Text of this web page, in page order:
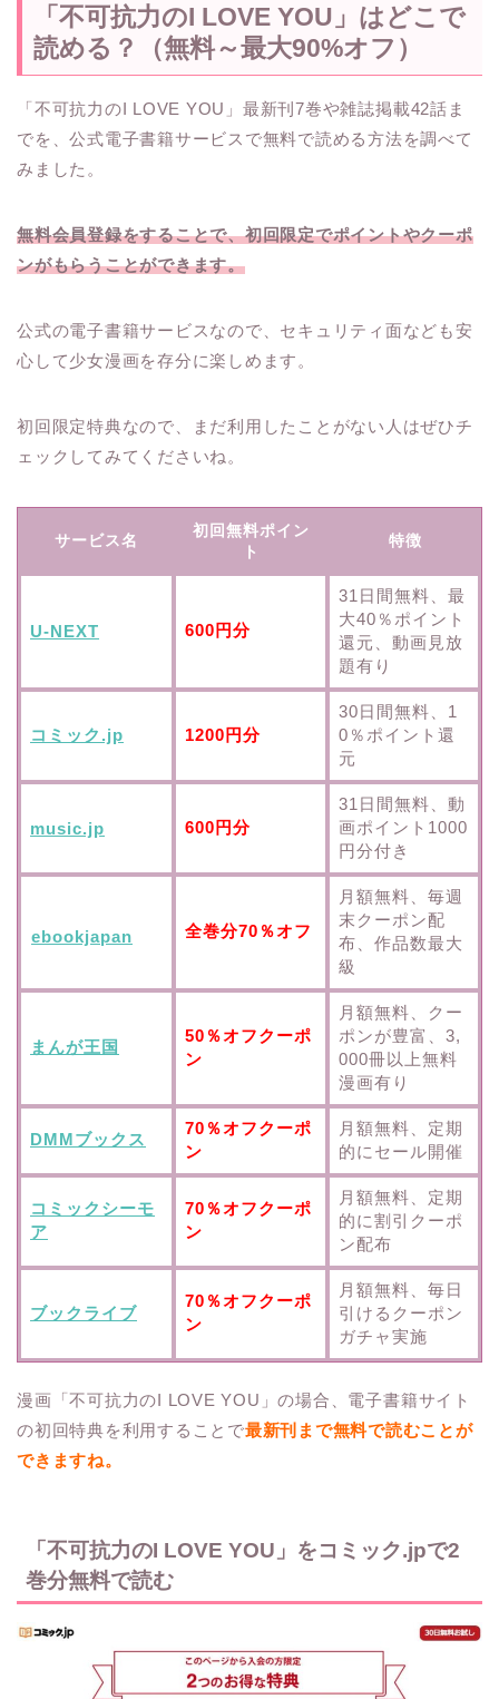
「不可抗力のI LOVE YOU」はどこで
読める？（無料～最大90%オフ）
「不可抗力のI LOVE YOU」最新刊7巻や雑誌掲載42話ま
でを、公式電子書籍サービスで無料で読める方法を調べて
みました。
無料会員登録をすることで、初回限定でポイントやクーポ
ンがもらうことができます。
公式の電子書籍サービスなので、セキュリティ面なども安
心して少女漫画を存分に楽しめます。
初回限定特典なので、まだ利用したことがない人はぜひチ
ェックしてみてくださいね。
サービス名
初回無料ポイン
ト
特徴
U-NEXT 600円分
31日間無料、最
大40％ポイント
還元、動画見放
題有り
コミック.jp 1200円分
30日間無料、1
0％ポイント還
元
music.jp 600円分
31日間無料、動
画ポイント1000
円分付き
ebookjapan 全巻分70％オフ
月額無料、毎週
末クーポン配
布、作品数最大
級
まんが王国
50％オフクーポ
ン
月額無料、クー
ポンが豊富、3,
000冊以上無料
漫画有り
DMMブックス
70％オフクーポ
ン
月額無料、定期
的にセール開催
コミックシーモ
ア
70％オフクーポ
ン
月額無料、定期
的に割引クーポ
ン配布
ブックライブ
70％オフクーポ
ン
月額無料、毎日
引けるクーポン
ガチャ実施
漫画「不可抗力のI LOVE YOU」の場合、電子書籍サイト
の初回特典を利用することで最新刊まで無料で読むことが
できますね。
「不可抗力のI LOVE YOU」をコミック.jpで2
巻分無料で読む